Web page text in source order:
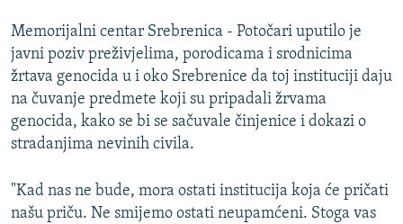
POPLAVE I KLIZIŠTA U BIH 2024.
TV LIBERTY
POST SCRIPTUM
MOJA EVROPA
TRI DECENIJE OD RATA U BIH
SVE KARTE DEJTONA
NASTANAK I RASPAD JUGOSLAVIJE
Sve RFE/RL stranice
Memorijalni centar Srebrenica - Potočari uputilo je
javni poziv preživjelima, porodicama i srodnicima
žrtava genocida u i oko Srebrenice da toj instituciji daju
na čuvanje predmete koji su pripadali žrvama
genocida, kako se bi se sačuvale činjenice i dokazi o
stradanjima nevinih civila.
"Kad nas ne bude, mora ostati institucija koja će pričati
našu priču. Ne smijemo ostati neupamćeni. Stoga vas